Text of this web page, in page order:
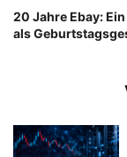
20 Jahre Ebay:
als